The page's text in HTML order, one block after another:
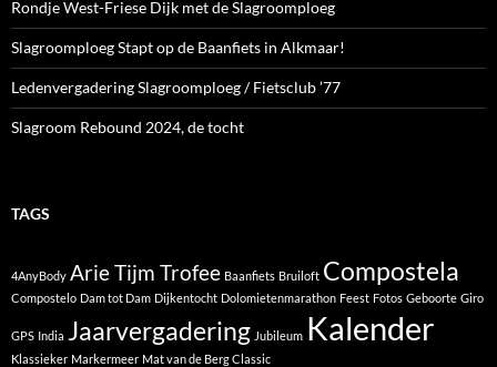
Rondje West-Friese Dijk met de Slagroomploeg
Slagroomploeg Stapt op de Baanfiets in Alkmaar!
Ledenvergadering Slagroomploeg / Fietsclub ’77
Slagroom Rebound 2024, de tocht
TAGS
4AnyBody Arie Tijm Trofee Baanfiets Bruiloft Compostela
Compostelo Dam tot Dam Dijkentocht Dolomietenmarathon Feest Fotos Geboorte Giro
GPS India Jaarvergadering Jubileum Kalender
Klassieker Markermeer Mat van de Berg Classic